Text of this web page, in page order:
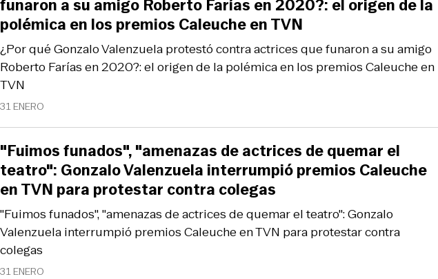
31 ENERO
¿Por qué Gonzalo Valenzuela protestó contra actrices que funaron a su amigo
Roberto Farías en 2020?: el origen de la polémica en los premios Caleuche en
TVN
funaron a su amigo Roberto Farías en 2020?: el origen de la
polémica en los premios Caleuche en TVN
31 ENERO
"Fuimos funados", "amenazas de actrices de quemar el teatro": Gonzalo
Valenzuela interrumpió premios Caleuche en TVN para protestar contra
colegas
"Fuimos funados", "amenazas de actrices de quemar el
teatro": Gonzalo Valenzuela interrumpió premios Caleuche
en TVN para protestar contra colegas